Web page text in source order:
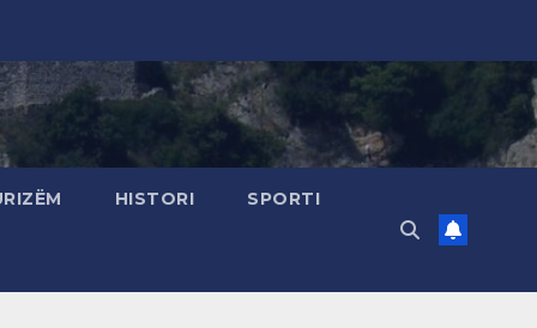
HISTORI SPORTI